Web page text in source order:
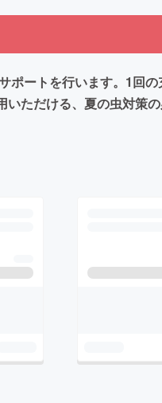
ポートを行います。1回
ただける、夏の虫対策の